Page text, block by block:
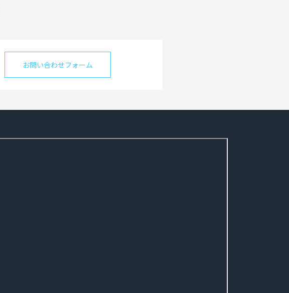
お問い合わせフォーム